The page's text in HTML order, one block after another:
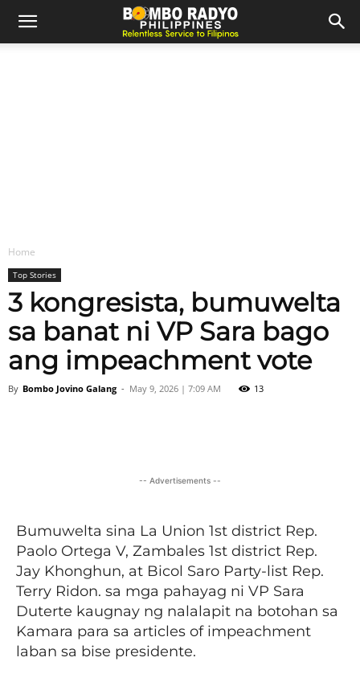
Home
Top Stories
3 kongresista, bumuwelta
sa banat ni VP Sara bago
ang impeachment vote
By Bombo Jovino Galang - May 9, 2026 | 7:09 AM 13
-- Advertisements --
Bumuwelta sina La Union 1st district Rep.
Paolo Ortega V, Zambales 1st district Rep.
Jay Khonghun, at Bicol Saro Party-list Rep.
Terry Ridon. sa mga pahayag ni VP Sara
Duterte kaugnay ng nalalapit na botohan sa
Kamara para sa articles of impeachment
laban sa bise presidente.